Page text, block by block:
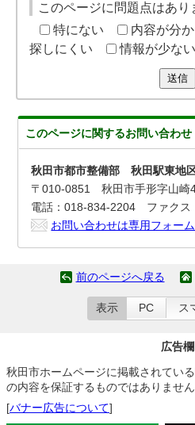
このページに問題点はあり
特にない
内容が分
探しにくい
情報が少ない
送信
このページに関するお問い合わせ
秋田市都市整備部 秋田駅東地
〒010-0851 秋田市手形字山崎
電話：018-834-2204 ファクス
お問い合わせは専用フォー
前のページへ戻る
表示 PC ス
広告欄
秋田市ホームページに掲載されてい
の内容を保証するものではありません
[バナー広告について]